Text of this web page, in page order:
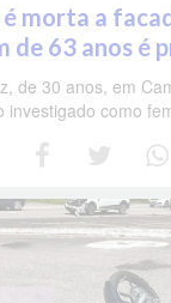
morta a
de 63 anos é
de 30 anos, em
investigado como